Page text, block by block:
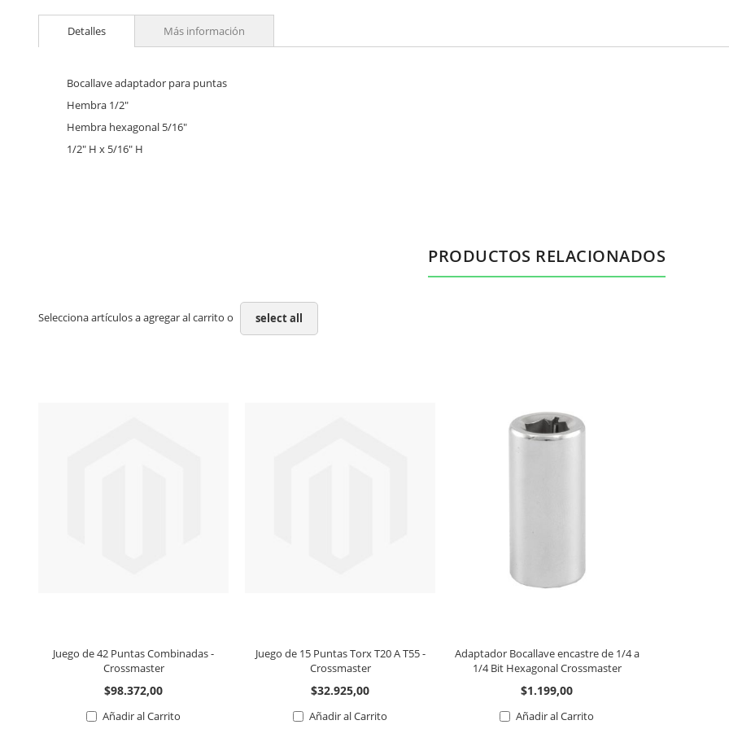
to
beginning
images
gallery
Detalles
Bocallave adaptador para puntas
Hembra 1/2"
Hembra hexagonal 5/16"
1/2" H x 5/16" H
Más información
PRODUCTOS RELACIONADOS
Selecciona artículos a agregar al carrito o select all
Juego de 42 Puntas Combinadas -
Crossmaster
$98.372,00
Añadir al Carrito
Juego de 15 Puntas Torx T20 A T55 -
Crossmaster
$32.925,00
Añadir al Carrito
Adaptador Bocallave encastre de 1/4 a
1/4 Bit Hexagonal Crossmaster
$1.199,00
Añadir al Carrito